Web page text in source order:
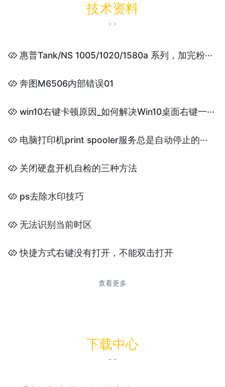
技术资料
- -
惠普Tank/NS 1005/1020/1580a 系列，加完粉···
奔图M6506内部错误01
win10右键卡顿原因_如何解决Win10桌面右键一···
电脑打印机print spooler服务总是自动停止的···
关闭硬盘开机自检的三种方法
ps去除水印技巧
无法识别当前时区
快捷方式右键没有打开，不能双击打开
查看更多
下载中心
- -